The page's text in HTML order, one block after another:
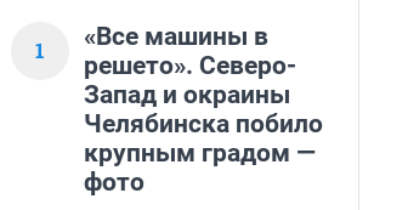
1
«Все машины в
решето». Северо-
Запад и окраины
Челябинска побило
крупным градом —
фото